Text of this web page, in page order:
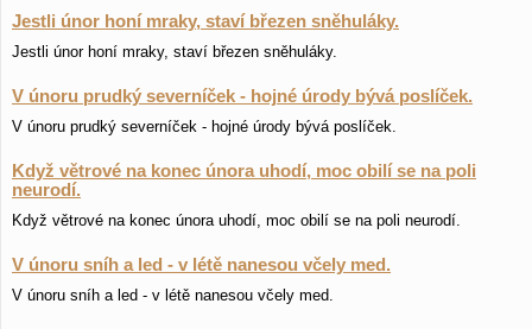
Jestli únor honí mraky, staví březen sněhuláky.
Jestli únor honí mraky, staví březen sněhuláky.
V únoru prudký severníček - hojné úrody bývá poslíček.
V únoru prudký severníček - hojné úrody bývá poslíček.
Když větrové na konec února uhodí, moc obilí se na poli
neurodí.
Když větrové na konec února uhodí, moc obilí se na poli neurodí.
V únoru sníh a led - v létě nanesou včely med.
V únoru sníh a led - v létě nanesou včely med.